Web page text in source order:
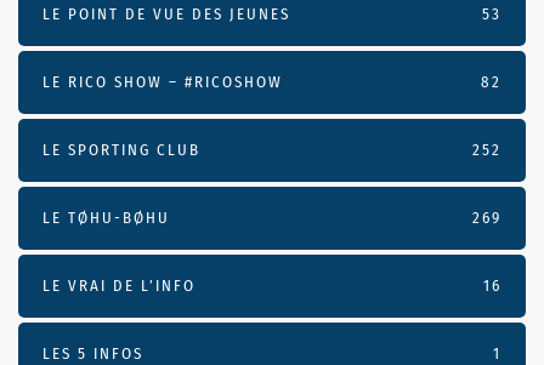
LE POINT DE VUE DES JEUNES 53
LE RICO SHOW – #RICOSHOW 82
LE SPORTING CLUB 252
LE TØHU-BØHU 269
LE VRAI DE L’INFO 16
LES 5 INFOS 1